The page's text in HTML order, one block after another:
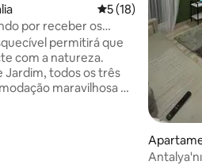
5 de uma
5 (18)
por receber os
permitirá que
com a natureza.
Jardim, todos os três
maravilhosa e